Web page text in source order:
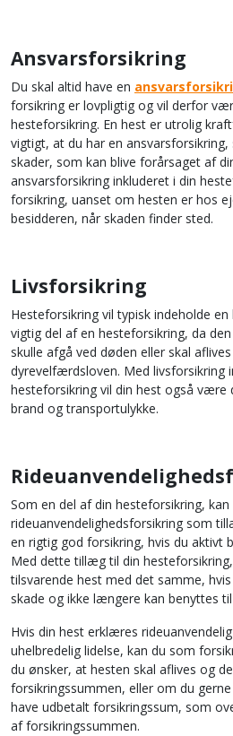
Ansvarsforsikring
Du skal altid have en
forsikring er lovpligtig og vil derfor
hesteforsikring. En hest er utrolig
vigtigt, at du har en
skader, som kan blive forårsaget af
ansvarsforsikring inkluderet i din
forsikring, uanset om hesten er hos
besidderen, når skaden finder sted.
Livsforsikring
Hesteforsikring vil typisk indeholde
vigtig del af en hesteforsikring, da
skulle afgå ved døden eller skal
dyrevelfærdsloven. Med livsforsikring
hesteforsikring vil din hest også
brand og transportulykke.
Som en del af din hesteforsikring,
rideuanvendelighedsforsikring som
en rigtig god forsikring, hvis du aktivt
Med dette tillæg til din
tilsvarende hest med det samme,
skade og ikke længere kan benyttes
Hvis din hest erklæres
uhelbredelig lidelse, kan du som
du ønsker, at hesten skal aflives og
forsikringssummen, eller om du
have udbetalt forsikringssum, som
af forsikringssummen.